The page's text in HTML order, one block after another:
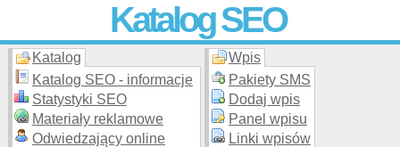
Katalog SEO
Skuteczna i promocja stron WWW –
moderowanego katalogu za darmo!
Katalog
Katalog SEO - informacje
Statystyki SEO
Materiały reklamowe
Odwiedzający online
Wpis
Pakiety SMS
Dodaj wpis
Panel wpisu
Linki wpisów